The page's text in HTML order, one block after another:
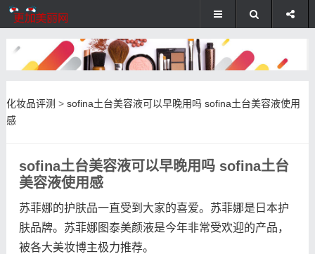
化妆品评测 > sofina土台美容液可以早晚用吗 sofina土台美容液使用
感
sofina土台美容液可以早晚用吗 sofina土台
美容液使用感
苏菲娜的护肤品一直受到大家的喜爱。苏菲娜是日本护
肤品牌。苏菲娜图泰美颜液是今年非常受欢迎的产品，
被各大美妆博主极力推荐。